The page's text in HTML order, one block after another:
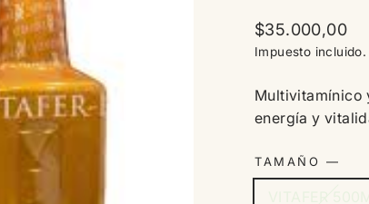
Precio
habitual
$35.000,00
Impuesto
Multivitamínico
energía y
TAMAÑO—